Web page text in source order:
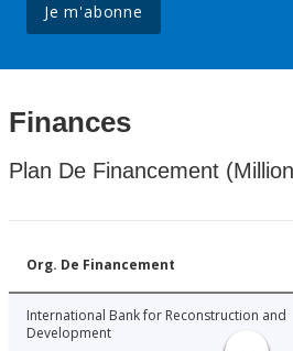
Je m'abonne
Finances
Plan De Financement
Org. De Financement
International Bank for Reconstruction and
Development